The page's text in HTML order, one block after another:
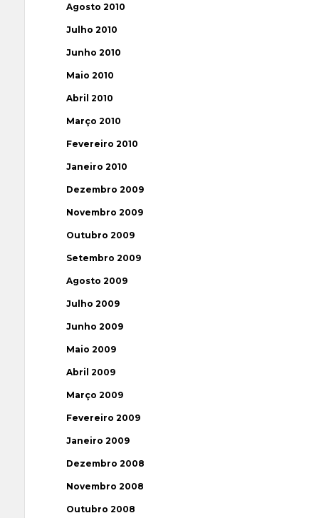
Agosto 2010
Julho 2010
Junho 2010
Maio 2010
Abril 2010
Março 2010
Fevereiro 2010
Janeiro 2010
Dezembro 2009
Novembro 2009
Outubro 2009
Setembro 2009
Agosto 2009
Julho 2009
Junho 2009
Maio 2009
Abril 2009
Março 2009
Fevereiro 2009
Janeiro 2009
Dezembro 2008
Novembro 2008
Outubro 2008